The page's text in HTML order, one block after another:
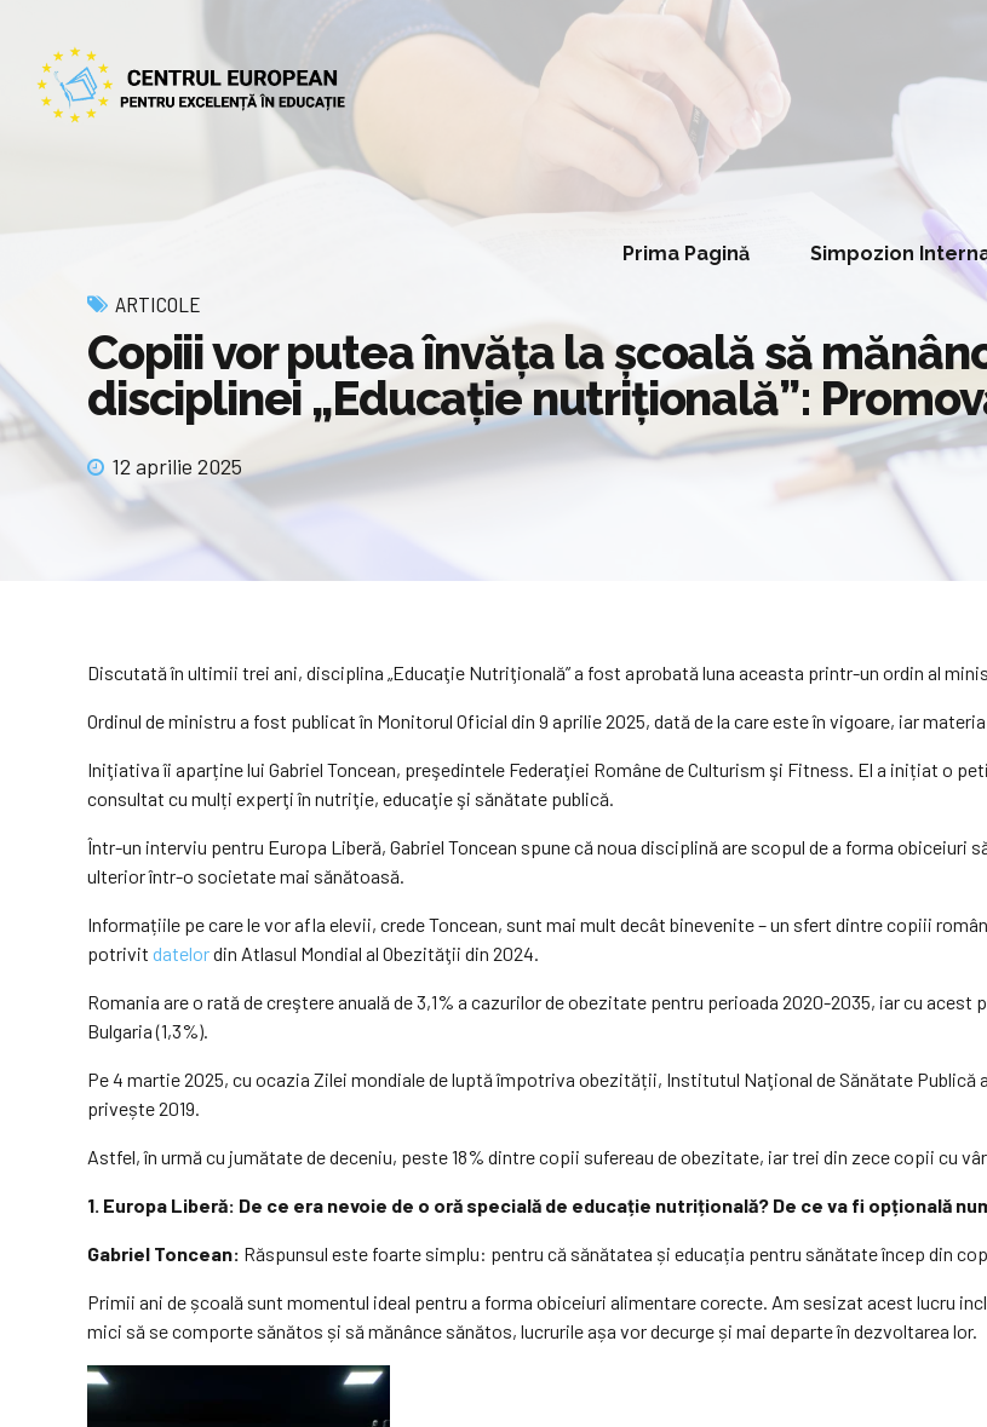
Prima Pagină Simpozion
ARTICOLE
Copiii vor putea învăța la școală să
disciplinei „Educație nutrițională”:
12 aprilie 2025
Discutată în ultimii trei ani, disciplina „Educaţie Nutriţională” a fost aprobată luna aceasta printr-un ordin al
Ordinul de ministru a fost publicat în Monitorul Oficial din 9 aprilie 2025, dată de la care este în vigoare, iar
Iniţiativa îi aparține lui Gabriel Toncean, preşedintele Federaţiei Române de Culturism şi Fitness. El a inițiat o
consultat cu mulți experţi în nutriţie, educaţie şi sănătate publică.
Într-un interviu pentru Europa Liberă, Gabriel Toncean spune că noua disciplină are scopul de a forma obiceiuri
ulterior într-o societate mai sănătoasă.
Informațiile pe care le vor afla elevii, crede Toncean, sunt mai mult decât binevenite – un sfert dintre copiii
potrivit datelordin Atlasul Mondial al Obezităţii din 2024.
Romania are o rată de creştere anuală de 3,1% a cazurilor de obezitate pentru perioada 2020-2035, iar cu
Bulgaria (1,3%).
Pe 4 martie 2025, cu ocazia Zilei mondiale de luptă împotriva obezității, Institutul Naţional de Sănătate Publică
privește 2019.
Astfel, în urmă cu jumătate de deceniu, peste 18% dintre copii sufereau de obezitate, iar trei din zece copii cu
1. Europa Liberă: De ce era nevoie de o oră specială de educație nutrițională? De ce va fi opțională
Gabriel Toncean: Răspunsul este foarte simplu: pentru că sănătatea și educația pentru sănătate încep din
Primii ani de școală sunt momentul ideal pentru a forma obiceiuri alimentare corecte. Am sesizat acest lucru
mici să se comporte sănătos și să mănânce sănătos, lucrurile așa vor decurge și mai departe în dezvoltarea lor.